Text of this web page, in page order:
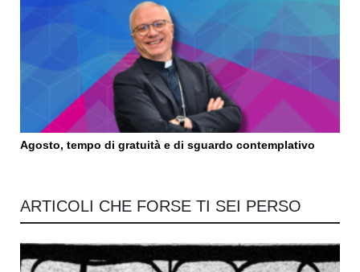
Agosto, tempo di gratuità e di sguardo contemplativo
ARTICOLI CHE FORSE TI SEI PERSO